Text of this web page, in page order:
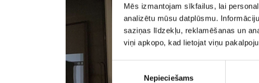
Mēs izmantojam sīkfailus, lai
analizētu mūsu datplūsmu.
saziņas līdzekļu, reklamēšanas un
viņi apkopo, kad lietojat viņu
Nepieciešams